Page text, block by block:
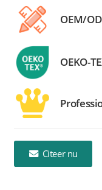
OEM/
OEKO-
Citeer nu